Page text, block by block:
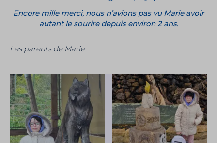
Encore mille merci, nous n’avions pas vu Marie avoir
autant le sourire depuis environ 2 ans.
Les parents de Marie